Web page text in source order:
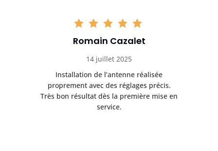
Romain Cazalet
14 juillet 2025
Installation de l’antenne réalisée
proprement avec des réglages précis.
Très bon résultat dès la première mise en
service.